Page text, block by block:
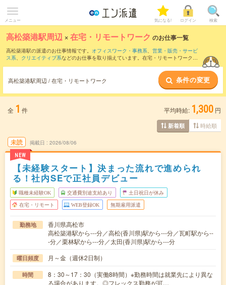
メニュー 気になる! ログイン 検索
高松築港駅周辺 ×在宅・リモートワーク のお仕事一覧
高松築港駅の派遣のお仕事情報です。 オフィスワーク・事務系、 営業・販売・サービ
ス系、 クリエイティブ系などのお仕事を取り揃えています。在宅・リモートワークの
高松築港駅周辺 / 在宅・リモートワーク 条件の変更
全 1 件 平均時給: 1,300 円
新着順 時給順
未読
NEW
掲載日 2026/08/06
【未経験スタート】決まった流れで進められ
る！社内SEで正社員デビュー
職種未経験OK 交通費別途支給あり 土日祝日が休み
在宅・リモート WEB登録OK 無期雇用派遣
勤務地
香川県高松市
高松築港駅から---分／高松(香川県)駅から---分／瓦町駅から--
-分／栗林駅から---分／太田(香川県)駅から---分
曜日頻度 月～金（週休2日制）
時間
8：30～17：30（実働8時間）※勤務時間は就業先により異な
る場合があります。◎フレックス勤務が可…